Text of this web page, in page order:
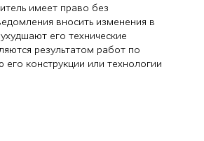
имеет право без
вносить изменения в
его технические
результатом работ по
конструкции или технологии